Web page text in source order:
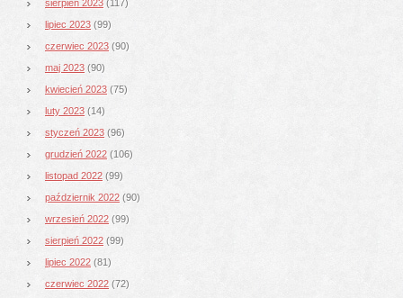
sierpień 2023 (117)
lipiec 2023 (99)
czerwiec 2023 (90)
maj 2023 (90)
kwiecień 2023 (75)
luty 2023 (14)
styczeń 2023 (96)
grudzień 2022 (106)
listopad 2022 (99)
październik 2022 (90)
wrzesień 2022 (99)
sierpień 2022 (99)
lipiec 2022 (81)
czerwiec 2022 (72)